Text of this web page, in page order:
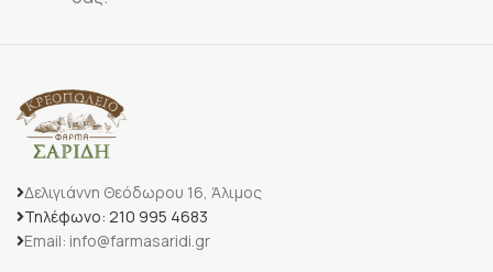
Δελιγιάννη Θεόδωρου 16, Άλιμος
Τηλέφωνο: 210 995 4683
Email: info@farmasaridi.gr